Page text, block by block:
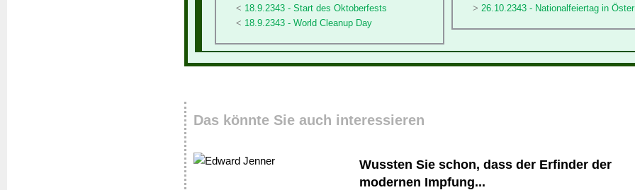
18.9.2343 - Start des Oktoberfests
18.9.2343 - World Cleanup Day
26.10.2343 - Nationalfeiertag in
Das könnte Sie auch interessieren
Wussten Sie schon, dass der Erfinder der
modernen Impfung...